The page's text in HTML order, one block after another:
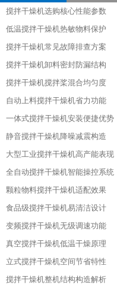
搅拌干燥机选购核心性能参数
低温搅拌干燥机热敏物料保护
搅拌干燥机常见故障排查方案
搅拌干燥机卸料密封防漏结构
搅拌干燥机搅拌桨混合均匀度
自动上料搅拌干燥机省力功能
一体式搅拌干燥机安装便捷优势
静音搅拌干燥机降噪减震构造
大型工业搅拌干燥机高产能表现
全自动搅拌干燥机智能操控系统
颗粒物料搅拌干燥机适配效果
食品级搅拌干燥机易清洁设计
变频搅拌干燥机无级调速功能
真空搅拌干燥机低温干燥原理
立式搅拌干燥机空间节省特性
搅拌干燥机整机结构构造解析